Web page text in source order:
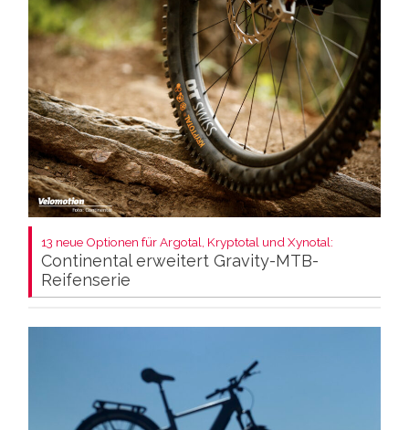
13 neue Optionen für Argotal, Kryptotal und Xynotal:
Continental erweitert Gravity-MTB-
Reifenserie